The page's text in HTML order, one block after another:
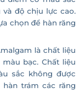
độ chịu lực cao.
chọn để hàn răng
là chất liệu
bạc. Chất liệu
sắc không được
trám các răng